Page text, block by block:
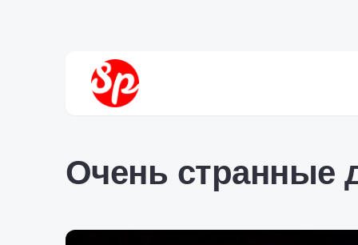
Очень странные